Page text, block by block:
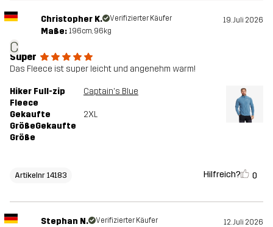
C
Christopher K. Verifizierter Käufer 19. Juli 2026
Maße: 196cm, 96kg
Super
Das Fleece ist super leicht und angenehm warm!
Hiker Full-zip
Fleece
Captain's Blue
Gekaufte
GrößeGekaufte
Größe
2XL
Artikelnr 14183 Hilfreich? 0
Stephan N. Verifizierter Käufer 12. Juli 2026